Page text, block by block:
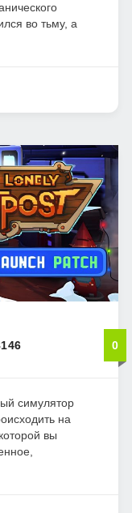
во тьму, а
0
симулятор
на
вы